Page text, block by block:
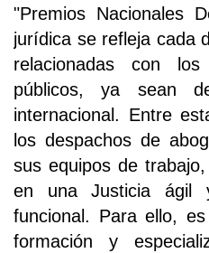
"Premios Nacionales
jurídica se refleja cada
relacionadas con
públicos, ya sean
internacional. Entre
los despachos de
sus equipos de
en una Justicia ágil
funcional. Para ello,
formación y